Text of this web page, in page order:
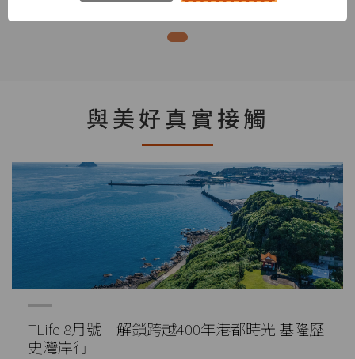
與美好真實接觸
TLife 8月號｜解鎖跨越400年港都時光 基隆歷
史灣岸行